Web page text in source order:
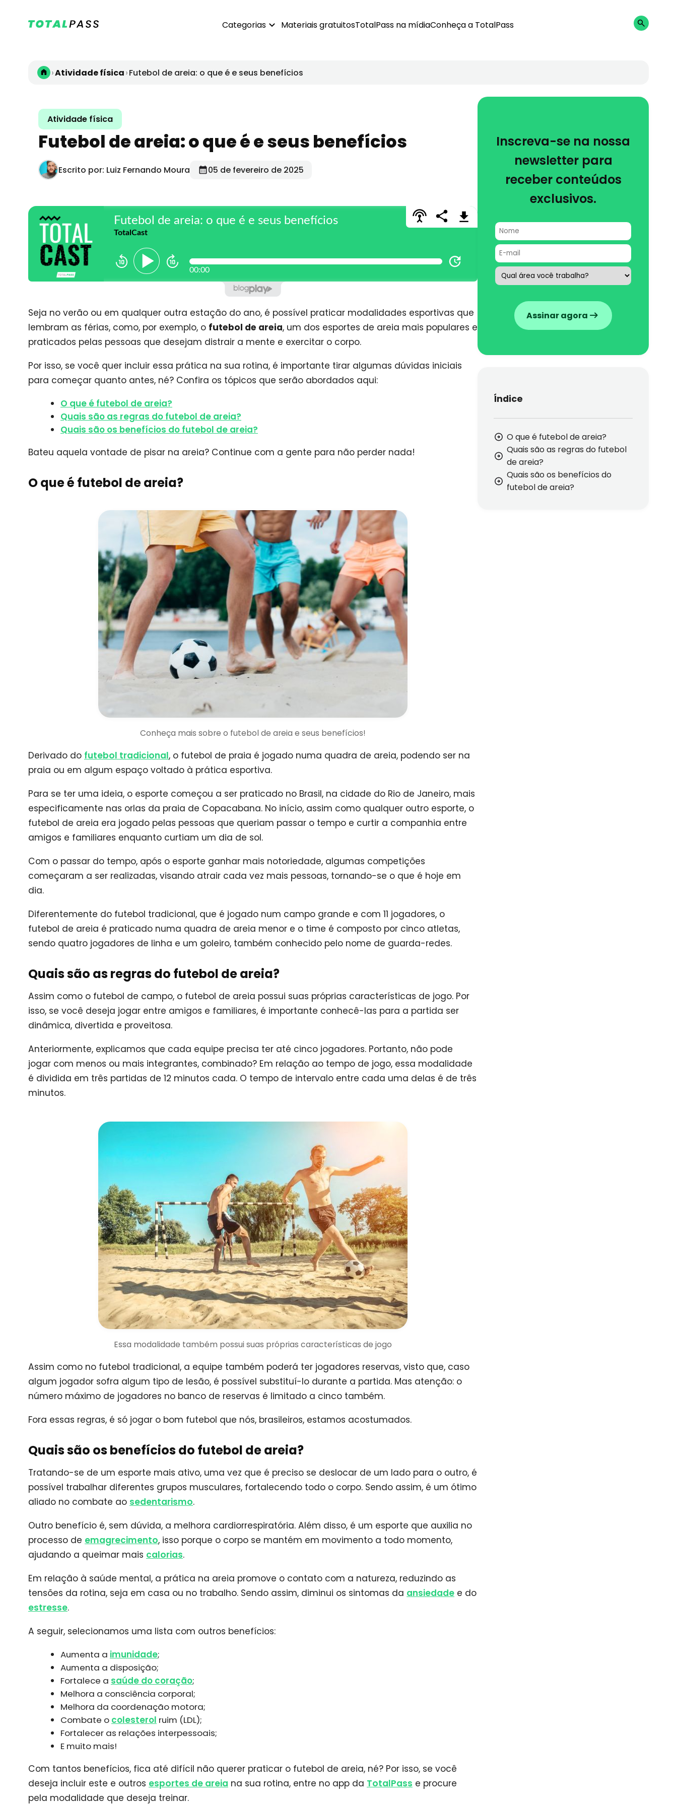
Categorias Materiais gratuitosTotalPass na mídiaConheça a TotalPass
›Atividade física›Futebol de areia: o que é e seus benefícios
Atividade física
Futebol de areia: o que é e seus benefícios
Escrito por: Luiz Fernando Moura 05 de fevereiro de 2025
Seja no verão ou em qualquer outra estação do ano, é possível praticar modalidades esportivas que
lembram as férias, como, por exemplo, o futebol de areia, um dos esportes de areia mais populares e
praticados pelas pessoas que desejam distrair a mente e exercitar o corpo.
Por isso, se você quer incluir essa prática na sua rotina, é importante tirar algumas dúvidas iniciais
para começar quanto antes, né? Confira os tópicos que serão abordados aqui:
O que é futebol de areia?
Quais são as regras do futebol de areia?
Quais são os benefícios do futebol de areia?
Bateu aquela vontade de pisar na areia? Continue com a gente para não perder nada!
O que é futebol de areia?
Conheça mais sobre o futebol de areia e seus benefícios!
Derivado do futebol tradicional, o futebol de praia é jogado numa quadra de areia, podendo ser na
praia ou em algum espaço voltado à prática esportiva.
Para se ter uma ideia, o esporte começou a ser praticado no Brasil, na cidade do Rio de Janeiro, mais
especificamente nas orlas da praia de Copacabana. No início, assim como qualquer outro esporte, o
futebol de areia era jogado pelas pessoas que queriam passar o tempo e curtir a companhia entre
amigos e familiares enquanto curtiam um dia de sol.
Com o passar do tempo, após o esporte ganhar mais notoriedade, algumas competições
começaram a ser realizadas, visando atrair cada vez mais pessoas, tornando-se o que é hoje em
dia.
Diferentemente do futebol tradicional, que é jogado num campo grande e com 11 jogadores, o
futebol de areia é praticado numa quadra de areia menor e o time é composto por cinco atletas,
sendo quatro jogadores de linha e um goleiro, também conhecido pelo nome de guarda-redes.
Quais são as regras do futebol de areia?
Assim como o futebol de campo, o futebol de areia possui suas próprias características de jogo. Por
isso, se você deseja jogar entre amigos e familiares, é importante conhecê-las para a partida ser
dinâmica, divertida e proveitosa.
Anteriormente, explicamos que cada equipe precisa ter até cinco jogadores. Portanto, não pode
jogar com menos ou mais integrantes, combinado? Em relação ao tempo de jogo, essa modalidade
é dividida em três partidas de 12 minutos cada. O tempo de intervalo entre cada uma delas é de três
minutos.
Essa modalidade também possui suas próprias características de jogo
Assim como no futebol tradicional, a equipe também poderá ter jogadores reservas, visto que, caso
algum jogador sofra algum tipo de lesão, é possível substituí-lo durante a partida. Mas atenção: o
número máximo de jogadores no banco de reservas é limitado a cinco também.
Fora essas regras, é só jogar o bom futebol que nós, brasileiros, estamos acostumados.
Quais são os benefícios do futebol de areia?
Tratando-se de um esporte mais ativo, uma vez que é preciso se deslocar de um lado para o outro, é
possível trabalhar diferentes grupos musculares, fortalecendo todo o corpo. Sendo assim, é um ótimo
aliado no combate ao sedentarismo.
Outro benefício é, sem dúvida, a melhora cardiorrespiratória. Além disso, é um esporte que auxilia no
processo de emagrecimento, isso porque o corpo se mantém em movimento a todo momento,
ajudando a queimar mais calorias.
Em relação à saúde mental, a prática na areia promove o contato com a natureza, reduzindo as
tensões da rotina, seja em casa ou no trabalho. Sendo assim, diminui os sintomas da ansiedade e do
estresse.
A seguir, selecionamos uma lista com outros benefícios:
Aumenta a imunidade;
Aumenta a disposição;
Fortalece a saúde do coração;
Melhora a consciência corporal;
Melhora da coordenação motora;
Combate o colesterol ruim (LDL);
Fortalecer as relações interpessoais;
E muito mais!
Com tantos benefícios, fica até difícil não querer praticar o futebol de areia, né? Por isso, se você
deseja incluir este e outros esportes de areia na sua rotina, entre no app da TotalPass e procure
pela modalidade que deseja treinar.
Inscreva-se na nossa
newsletter para
receber conteúdos
exclusivos.
Assinar agora
Índice
O que é futebol de areia?
Quais são as regras do futebol
de areia?
Quais são os benefícios do
futebol de areia?